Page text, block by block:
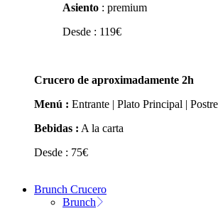
Asiento : premium
Desde : 119€
Crucero de aproximadamente 2h
Menú : Entrante | Plato Principal | Postre
Bebidas : A la carta
Desde : 75€
Brunch Crucero
Brunch